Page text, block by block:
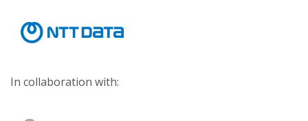
In collaboration with: